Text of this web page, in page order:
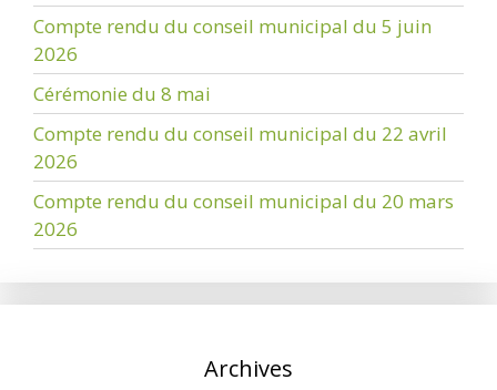
Compte rendu du conseil municipal du 5 juin
2026
Cérémonie du 8 mai
Compte rendu du conseil municipal du 22 avril
2026
Compte rendu du conseil municipal du 20 mars
2026
Archives